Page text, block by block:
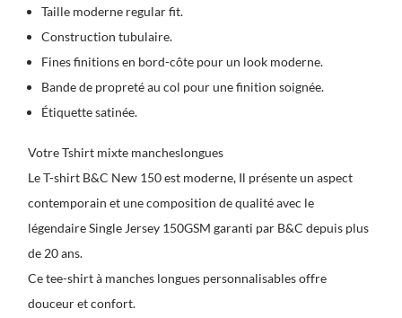
Taille moderne regular fit.
Construction tubulaire.
Fines finitions en bord-côte pour un look moderne.
Bande de propreté au col pour une finition soignée.
Étiquette satinée.
Votre Tshirt mixte mancheslongues
Le T-shirt B&C New 150 est moderne, Il présente un aspect
contemporain et une composition de qualité avec le
légendaire Single Jersey 150GSM garanti par B&C depuis plus
de 20 ans.
Cetee-shirt à manches longues personnalisablesoffre
douceur et confort.